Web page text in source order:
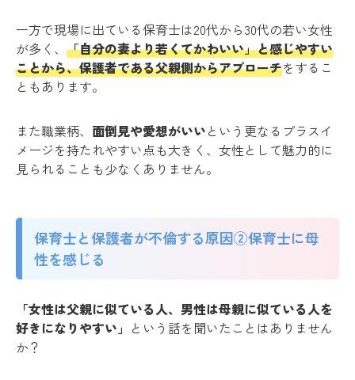
一方で現場に出ている保育士は20代から30代の若い女性
が多く、 「自分の妻より若くてかわいい」と感じやすい
ことから、保護者である父親側からアプローチをするこ
ともあります。
また職業柄、 面倒見や愛想がいいという更なるプラスイ
メージを持たれやすい点も大きく、女性として魅力的に
見られることも少なくありません。
保育士と保護者が不倫する原因②保育士に母
性を感じる
「女性は父親に似ている人、男性は母親に似ている人を
好きになりやすい」 という話を聞いたことはありません
か？